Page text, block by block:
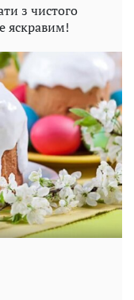
з чистого
яскравим!